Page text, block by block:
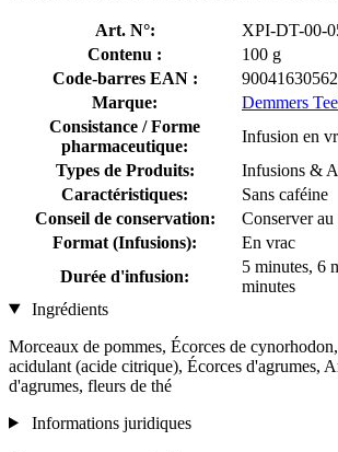
Art. N°:
XPI-DT-00-
Contenu :
100 g
Code-barres EAN :
Marque:
Demmers
Consistance / Forme
pharmaceutique:
Infusion en
Types de Produits:
Infusions &
Caractéristiques:
Sans caféine
Conseil de conservation:
Conserver au
Format (Infusions):
En vrac
Durée d'infusion:
5 minutes, 6
minutes
Ingrédients
Morceaux de pommes, Écorces de
acidulant (acide citrique), Écorces d'agrumes,
d'agrumes, fleurs de thé
Informations juridiques